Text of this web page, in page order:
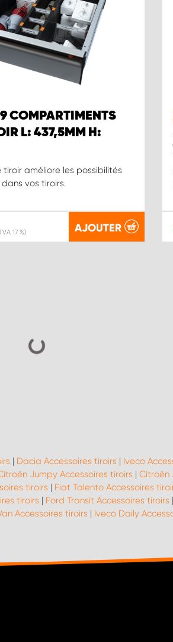
9 COMPARTIMENTS
L: 437,5MM H:
tiroir améliore les possibilités
vos tiroirs.
17 %) AJOUTER
| Dacia Accessoires tiroirs | Iveco
Jumpy Accessoires tiroirs | Citroën
tiroirs | Fiat Talento Accessoires
tiroirs | Ford Transit Accessoires tiroirs |
Accessoires tiroirs | Iveco Daily